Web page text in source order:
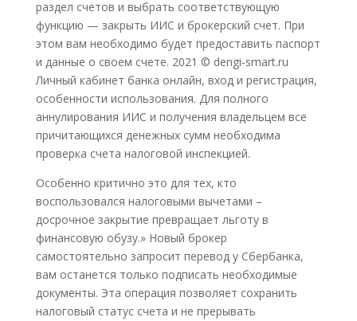
раздел счетов и выбрать соответствующую
функцию — закрыть ИИС и брокерский счет. При
этом вам необходимо будет предоставить паспорт
и данные о своем счете. 2021 © dengi-smart.ru
Личный кабинет банка онлайн, вход и регистрация,
особенности использования. Для полного
аннулирования ИИС и получения владельцем все
причитающихся денежных сумм необходима
проверка счета налоговой инспекцией.
Особенно критично это для тех, кто
воспользовался налоговыми вычетами –
досрочное закрытие превращает льготу в
финансовую обузу.» Новый брокер
самостоятельно запросит перевод у Сбербанка,
вам останется только подписать необходимые
документы. Эта операция позволяет сохранить
налоговый статус счета и не прерывать